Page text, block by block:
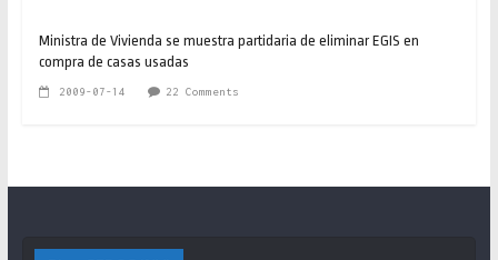
Ministra de Vivienda se muestra partidaria de eliminar EGIS en
compra de casas usadas
2009-07-14 22 Comments